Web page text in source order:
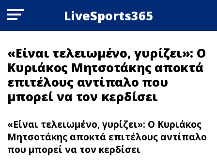
LiveSports365
«Είναι τελειωμένο, γυρίζει»: Ο
Κυριάκος Μητσοτάκης αποκτά
επιτέλους αντίπαλο που
μπορεί να τον κερδίσει
«Είναι τελειωμένο, γυρίζει»: Ο Κυριάκος
Μητσοτάκης αποκτά επιτέλους αντίπαλο
που μπορεί να τον κερδίσει